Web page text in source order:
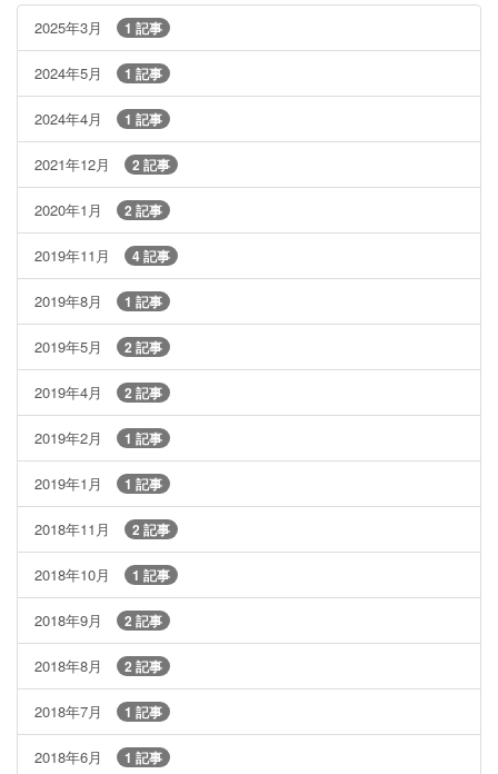
2025年3月 1 記事
2024年5月 1 記事
2024年4月 1 記事
2021年12月 2 記事
2020年1月 2 記事
2019年11月 4 記事
2019年8月 1 記事
2019年5月 2 記事
2019年4月 2 記事
2019年2月 1 記事
2019年1月 1 記事
2018年11月 2 記事
2018年10月 1 記事
2018年9月 2 記事
2018年8月 2 記事
2018年7月 1 記事
2018年6月 1 記事